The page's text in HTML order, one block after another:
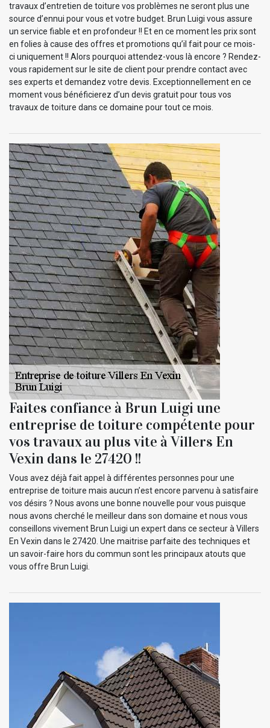
travaux d’entretien de toiture vos problèmes ne seront plus une
source d’ennui pour vous et votre budget. Brun Luigi vous assure
un service fiable et en profondeur !! Et en ce moment les prix sont
en folies à cause des offres et promotions qu’il fait pour ce mois-
ci uniquement !! Alors pourquoi attendez-vous là encore ? Rendez-
vous rapidement sur le site de client pour prendre contact avec
ses experts et demandez votre devis. Exceptionnellement en ce
moment vous bénéficierez d’un devis gratuit pour tous vos
travaux de toiture dans ce domaine pour tout ce mois.
Faites confiance à Brun Luigi une
entreprise de toiture compétente pour
vos travaux au plus vite à Villers En
Vexin dans le 27420 !!
Vous avez déjà fait appel à différentes personnes pour une
entreprise de toiture mais aucun n’est encore parvenu à satisfaire
vos désirs ? Nous avons une bonne nouvelle pour vous puisque
nous avons cherché le meilleur dans son domaine et nous vous
conseillons vivement Brun Luigi un expert dans ce secteur à Villers
En Vexin dans le 27420. Une maitrise parfaite des techniques et
un savoir-faire hors du commun sont les principaux atouts que
vous offre Brun Luigi.